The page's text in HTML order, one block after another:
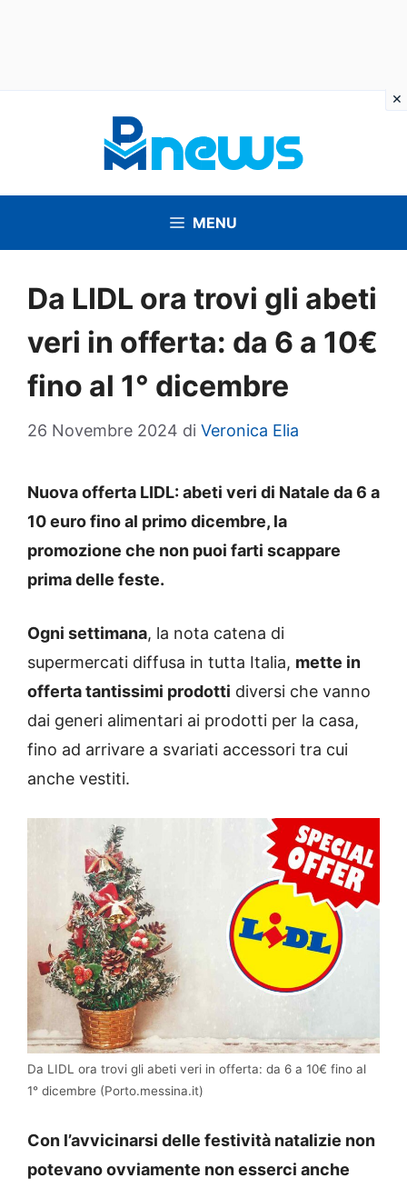
MENU
Da LIDL ora trovi gli abeti
veri in offerta: da 6 a 10€
fino al 1° dicembre
26 Novembre 2024 di Veronica Elia
Nuova offerta LIDL: abeti veri di Natale da 6 a
10 euro fino al primo dicembre, la
promozione che non puoi farti scappare
prima delle feste.
Ogni settimana, la nota catena di
supermercati diffusa in tutta Italia, mette in
offerta tantissimi prodotti diversi che vanno
dai generi alimentari ai prodotti per la casa,
fino ad arrivare a svariati accessori tra cui
anche vestiti.
Da LIDL ora trovi gli abeti veri in offerta: da 6 a 10€ fino al
1° dicembre (Porto.messina.it)
Con l’avvicinarsi delle festività natalizie non
potevano ovviamente non esserci anche